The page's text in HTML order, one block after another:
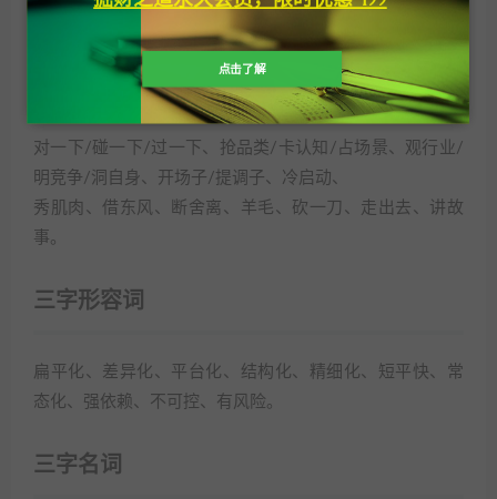
版本、口碑、指标、年框、试点、母体、空白、银弹。
三字动词
对一下/碰一下/过一下、抢品类/卡认知/占场景、观行业/
明竞争/洞自身、开场子/提调子、冷启动、
秀肌肉、借东风、断舍离、羊毛、砍一刀、走出去、讲故
事。
三字形容词
扁平化、差异化、平台化、结构化、精细化、短平快、常
态化、强依赖、不可控、有风险。
三字名词
点击了解